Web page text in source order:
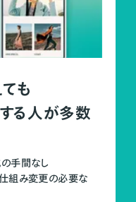
も
る人が多数
の手間なし
仕組み変更の必要な